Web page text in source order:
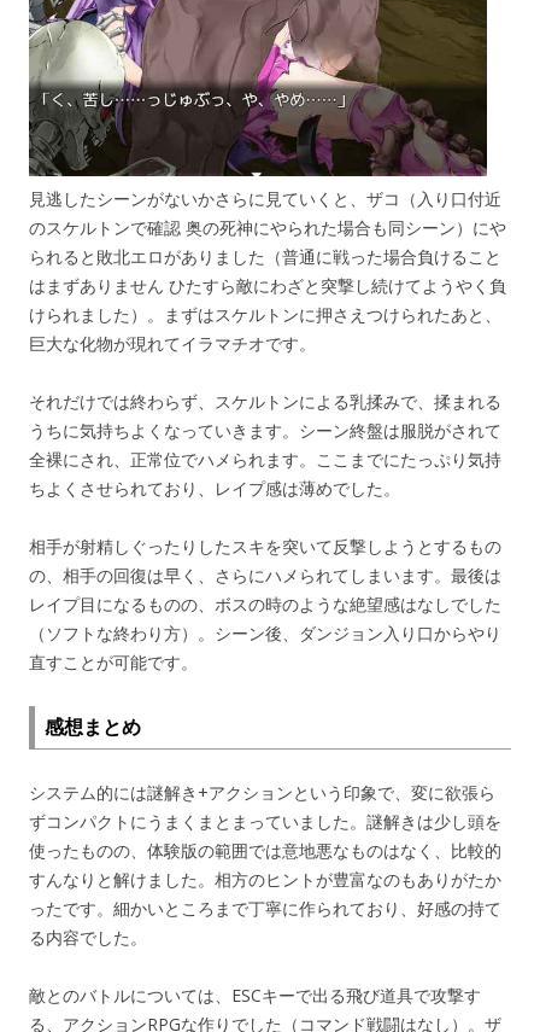
見逃したシーンがないかさらに見ていくと、ザコ（入り口付近
のスケルトンで確認 奥の死神にやられた場合も同シーン）にや
られると敗北エロがありました（普通に戦った場合負けること
はまずありません ひたすら敵にわざと突撃し続けてようやく負
けられました）。まずはスケルトンに押さえつけられたあと、
巨大な化物が現れてイラマチオです。
それだけでは終わらず、スケルトンによる乳揉みで、揉まれる
うちに気持ちよくなっていきます。シーン終盤は服脱がされて
全裸にされ、正常位でハメられます。ここまでにたっぷり気持
ちよくさせられており、レイプ感は薄めでした。
相手が射精しぐったりしたスキを突いて反撃しようとするもの
の、相手の回復は早く、さらにハメられてしまいます。最後は
レイプ目になるものの、ボスの時のような絶望感はなしでした
（ソフトな終わり方）。シーン後、ダンジョン入り口からやり
直すことが可能です。
感想まとめ
システム的には謎解き+アクションという印象で、変に欲張ら
ずコンパクトにうまくまとまっていました。謎解きは少し頭を
使ったものの、体験版の範囲では意地悪なものはなく、比較的
すんなりと解けました。相方のヒントが豊富なのもありがたか
ったです。細かいところまで丁寧に作られており、好感の持て
る内容でした。
敵とのバトルについては、ESCキーで出る飛び道具で攻撃す
る、アクションRPGな作りでした（コマンド戦闘はなし）。ザ